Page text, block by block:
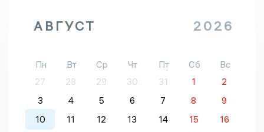
АВГУСТ 2026
Пн Вт Ср Чт Пт Сб
Вс
27
28 29 30 31 1
2
3
4 5 6 7 8
9
10
11 12 13 14 15
16